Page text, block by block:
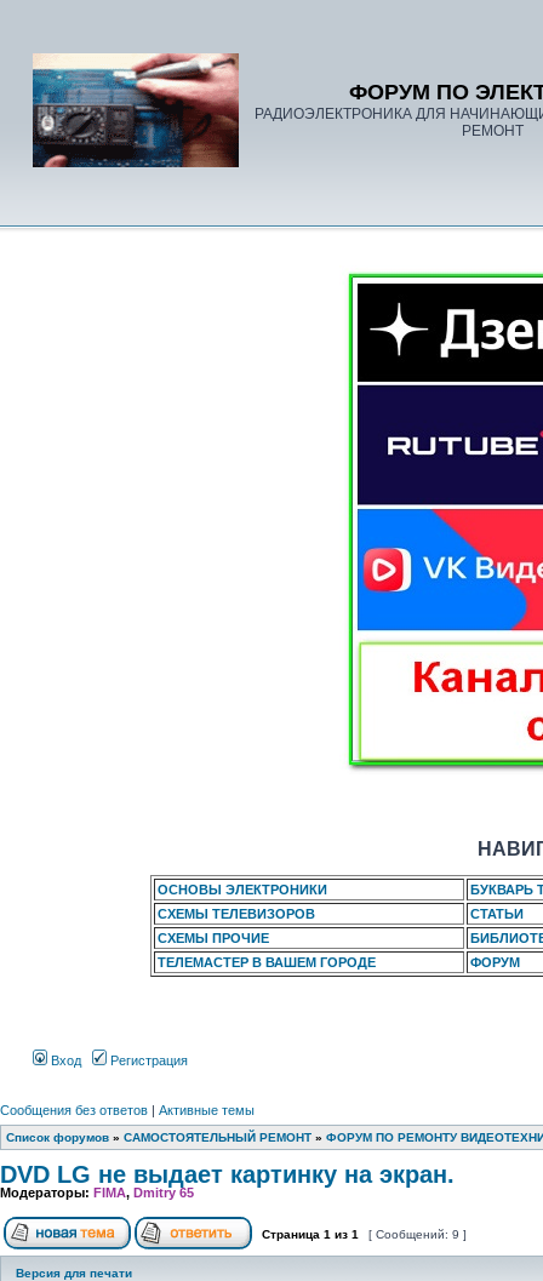
ФОРУМ ПО
РАДИОЭЛЕКТРОНИКА ДЛЯ
РЕМОНТ
ОСНОВЫ ЭЛЕКТРОНИКИ
БУКВАРЬ
СХЕМЫ ТЕЛЕВИЗОРОВ
СТАТЬИ
СХЕМЫ ПРОЧИЕ
ТЕЛЕМАСТЕР В ВАШЕМ ГОРОДЕ
ФОРУМ
Вход Регистрация
Сообщения без ответов | Активные темы
Список форумов » САМОСТОЯТЕЛЬНЫЙ РЕМОНТ » ФОРУМ ПО РЕМОНТУ
DVD LG не выдает картинку на экран.
Модераторы: FIMA, Dmitry 65
Страница 1 из 1 [ Сообщений: 9 ]
Версия для печати